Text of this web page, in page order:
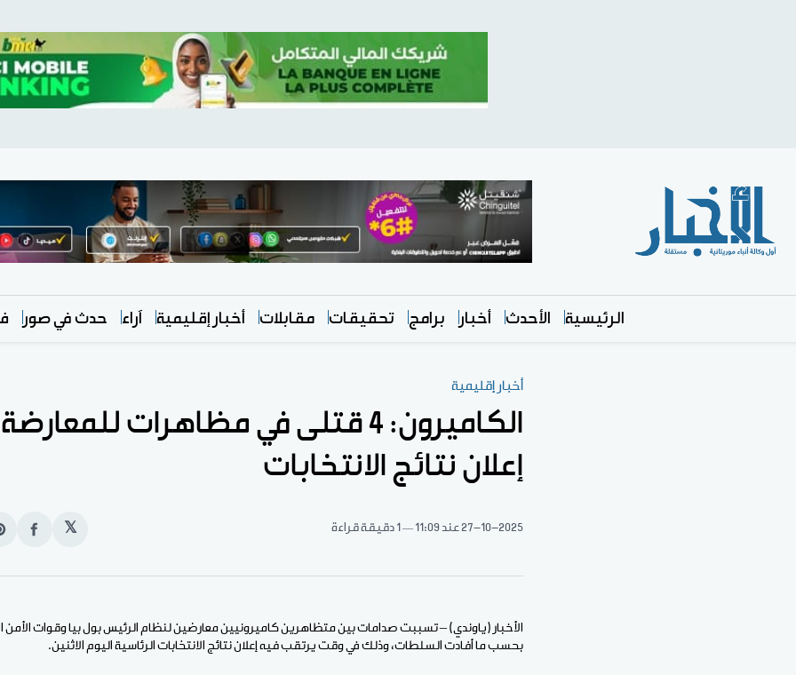
الرئيسية الأحدث أخبار برامج تحقيقات مقابلات أخبار إقليمية آراء حدث في صور
أخبار إقليمية
الكاميرون: 4 قتلى في مظاهرات
إعلان نتائج الانتخابات
27-10-2025عند 11:09 1 دقيقة قراءة 𝕏
انشر
بحسب ما أفادت السلطات، وذلك في وقت يرتقب فيه إعلان نتائج الانتخابات الرئاسية اليوم الاثنين.